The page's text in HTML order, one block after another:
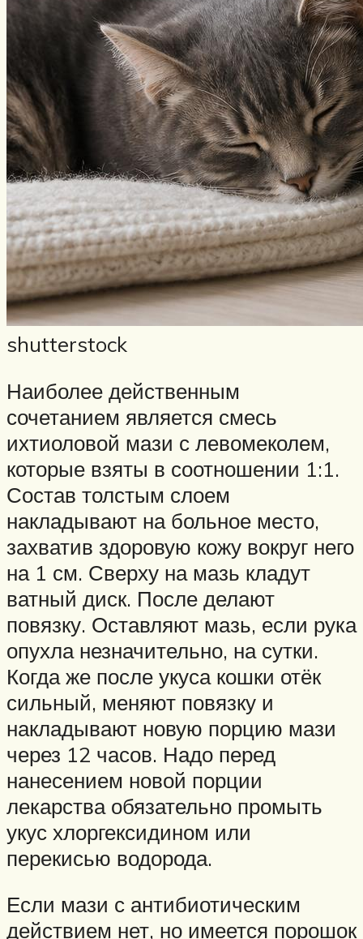
shutterstock
Наиболее действенным
сочетанием является смесь
ихтиоловой мази с левомеколем,
которые взяты в соотношении 1:1.
Состав толстым слоем
накладывают на больное место,
захватив здоровую кожу вокруг него
на 1 см. Сверху на мазь кладут
ватный диск. После делают
повязку. Оставляют мазь, если рука
опухла незначительно, на сутки.
Когда же после укуса кошки отёк
сильный, меняют повязку и
накладывают новую порцию мази
через 12 часов. Надо перед
нанесением новой порции
лекарства обязательно промыть
укус хлоргексидином или
перекисью водорода.
Если мази с антибиотическим
действием нет, но имеется порошок